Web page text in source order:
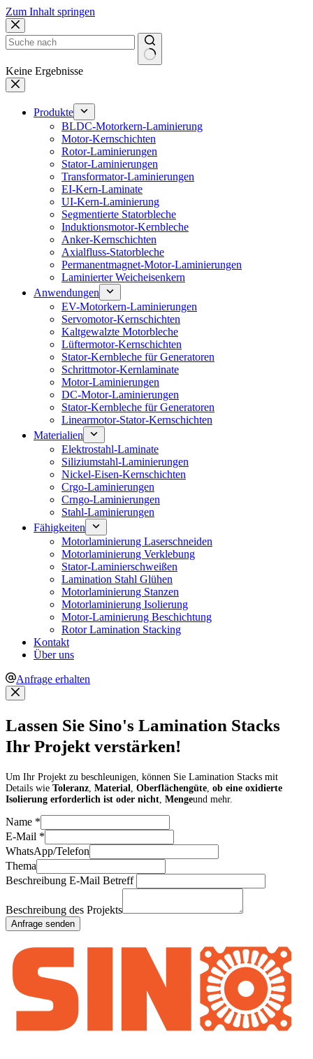
Zum Inhalt springen
Keine Ergebnisse
Produkte
BLDC-Motorkern-Laminierung
Motor-Kernschichten
Rotor-Laminierungen
Stator-Laminierungen
Transformator-Laminierungen
EI-Kern-Laminate
UI-Kern-Laminierung
Segmentierte Statorbleche
Induktionsmotor-Kernbleche
Anker-Kernschichten
Axialfluss-Statorbleche
Permanentmagnet-Motor-Laminierungen
Laminierter Weicheisenkern
Anwendungen
EV-Motorkern-Laminierungen
Servomotor-Kernschichten
Kaltgewalzte Motorbleche
Lüftermotor-Kernschichten
Stator-Kernbleche für Generatoren
Schrittmotor-Kernlaminate
Motor-Laminierungen
DC-Motor-Laminierungen
Stator-Kernbleche für Generatoren
Linearmotor-Stator-Kernschichten
Materialien
Elektrostahl-Laminate
Siliziumstahl-Laminierungen
Nickel-Eisen-Kernschichten
Crgo-Laminierungen
Crngo-Laminierungen
Stahl-Laminierungen
Fähigkeiten
Motorlaminierung Laserschneiden
Motorlaminierung Verklebung
Stator-Laminierschweißen
Lamination Stahl Glühen
Motorlaminierung Stanzen
Motorlaminierung Isolierung
Motor-Laminierung Beschichtung
Rotor Lamination Stacking
Kontakt
Über uns
Anfrage erhalten
Lassen Sie Sino's Lamination Stacks
Ihr Projekt verstärken!
Um Ihr Projekt zu beschleunigen, können Sie Lamination Stacks mit
Details wie Toleranz Material Oberflächengüte ob eine oxidierte
Isolierung erforderlich ist oder nicht Mengeund mehr.
Name *
E-Mail *
WhatsApp/Telefon
Thema
Beschreibung E-Mail Betreff
Beschreibung des Projekts
Anfrage senden